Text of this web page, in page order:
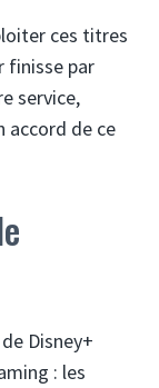
ces titres
finisse par
service,
accord de ce
Disney+
: les